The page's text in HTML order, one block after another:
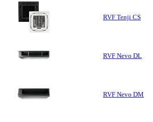
RVF Tenji CS
RVF Nevo DL
RVF Nevo DM